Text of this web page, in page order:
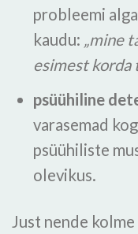
probleemi
kaudu: „mine
esimest korda
psüühiline
varasemad
psüühiliste
olevikus.
Just nende